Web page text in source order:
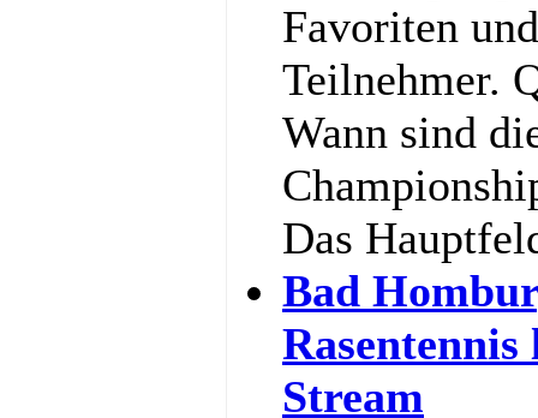
Favoriten
Teilnehmer.
Wann sind
Das
Bad
Stream